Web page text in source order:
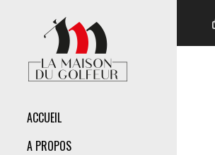
ACCUEIL
A PROPOS